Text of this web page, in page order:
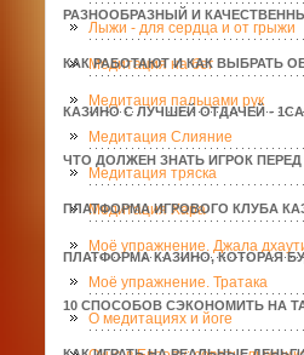
РАЗНООБРАЗНЫЙ И
КАК РАБОТАЮТ И КАК ВЫБРАТЬ
КАЗИНО С ЛУЧШЕЙ ОТДАЧЕЙ -
ЧТО ДОЛЖЕН ЗНАТЬ ИГРОК
ПЛАТФОРМА ИГРОВОГО КЛУБА
ПЛАТФОРМА КАЗИНО, КОТОРАЯ
10 СПОСОБОВ СЭКОНОМИТЬ НА
Лыжи - для сердца и от грыжи
Медитация на бег
Медитация пальцами рук
Медитация Слияние
Медитация тряска
Медитация Хара
Моё упражнение. Джала
Моё упражнение. Тратака
О медитациях и йоге